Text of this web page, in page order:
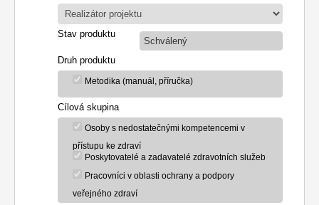
Stav produktu
Schválený
Druh produktu
Metodika (manuál, příručka)
Cílová skupina
Osoby s nedostatečnými kompetencemi v
přístupu ke zdraví
Poskytovatelé a zadavatelé zdravotních služeb
Pracovníci v oblasti ochrany a podpory
veřejného zdraví